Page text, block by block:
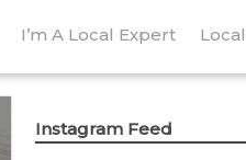
I’m A Local Expert
Instagram Feed